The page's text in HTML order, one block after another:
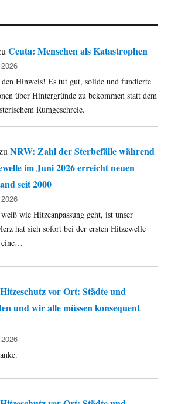
Plan
B
Schulbetrieb
läuft
weiter
Ceuta: Menschen als Katastrophen
Hinweis! Es tut gut, solide und fundierte
über Hintergründe zu bekommen statt dem
Rumgeschreie.
NRW: Zahl der Sterbefälle während
im Juni 2026 erreicht neuen
seit 2000
wie Hitzeanpassung geht, ist unser
hat sich sofort bei der ersten Hitzewelle
eine…
Hitzeschutz vor Ort: Städte und
und wir alle müssen konsequent